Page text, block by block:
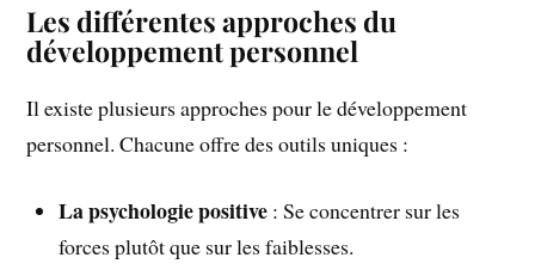
Les différentes approches du
développement personnel
Il existe plusieurs approches pour le développement
personnel. Chacune offre des outils uniques :
La psychologie positive : Se concentrer sur les
forces plutôt que sur les faiblesses.